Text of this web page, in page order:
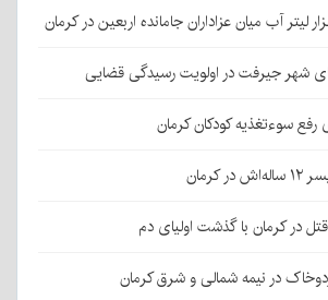
شهر جیرفت در اولویت رسیدگی قضایی
سوءتغذیه کودکان کرمان
در کرمان با گذشت اولیای دم
در نیمه شمالی و شرق کرمان